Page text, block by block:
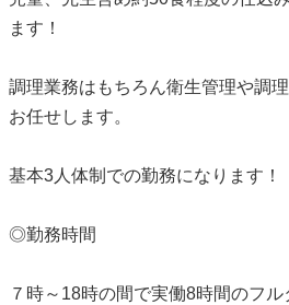
ます！
調理業務はもちろん衛生管理や調
お任せします。
基本3人体制での勤務になります！
◎勤務時間
７時～18時の間で実働8時間のフ